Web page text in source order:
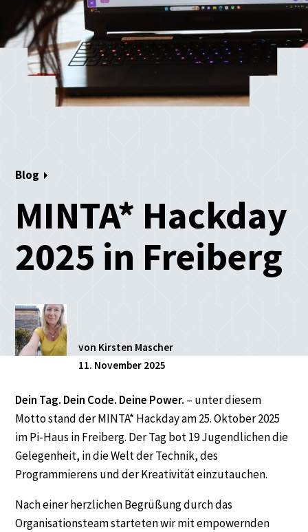
Blog
MINTA* Hackday
2025 in Freiberg
von Kirsten Mascher
11. November 2025
Dein Tag. Dein Code. Deine Power. – unter diesem
Motto stand der MINTA* Hackday am 25. Oktober 2025
im Pi-Haus in Freiberg. Der Tag bot 19 Jugendlichen die
Gelegenheit, in die Welt der Technik, des
Programmierens und der Kreativität einzutauchen.
Nach einer herzlichen Begrüßung durch das
Organisationsteam starteten wir mit empowernden